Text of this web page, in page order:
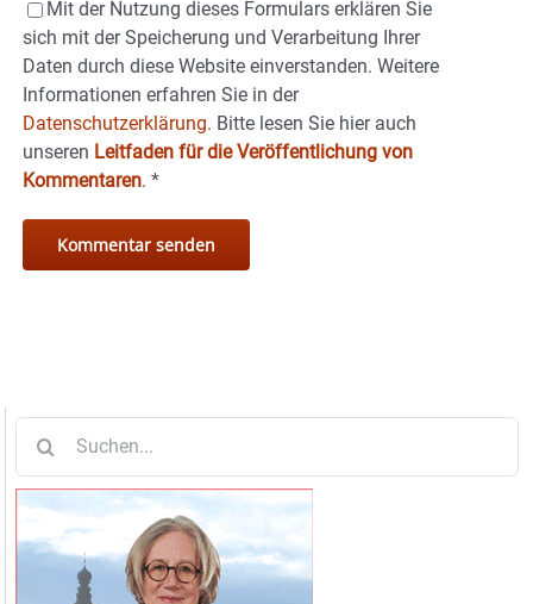
Mit der Nutzung dieses Formulars erklären Sie
sich mit der Speicherung und Verarbeitung Ihrer
Daten durch diese Website einverstanden. Weitere
Informationen erfahren Sie in der
Datenschutzerklärung. Bitte lesen Sie hier auch
unseren Leitfaden für die Veröffentlichung von
Kommentaren. *
nach: